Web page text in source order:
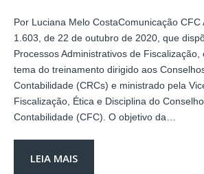
Por Luciana Melo CostaComunicação CFC
1.603, de 22 de outubro de 2020, que
Processos Administrativos de
tema do treinamento dirigido aos
Contabilidade (CRCs) e ministrado pela
Fiscalização, Ética e Disciplina do
Contabilidade (CFC). O objetivo da…
LEIA MAIS